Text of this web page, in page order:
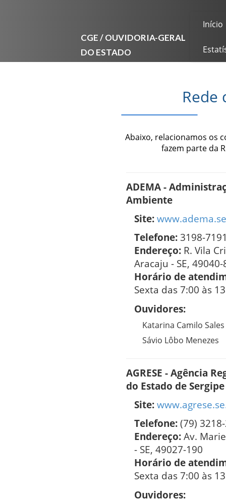
CGE / OUVIDORIA-GERAL
DO ESTADO
Início
Rede
Abaixo, relacionamos os
fazem parte da
ADEMA -
Ambiente
Site:
Telefone:3198-
Endereço: R. Vila
Aracaju - SE,
Horário de
Sexta das 7:00 às
Ouvidores:
Katarina Camilo Sales
Sávio Lôbo Menezes
AGRESE - Agência
do Estado de Sergipe
Site:
Telefone:(79)
Endereço:Av.
- SE, 49027-190
Horário de
Sexta das 7:00 às
Ouvidores: